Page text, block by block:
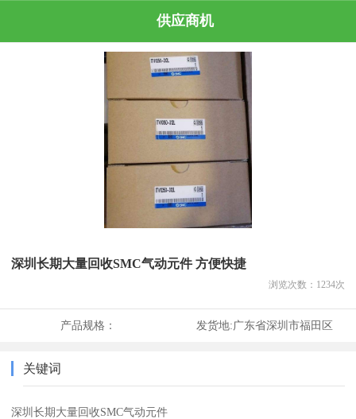
供应商机
深圳长期大量回收SMC气动元件 方便快捷
浏览次数： 1234次
产品规格： 发货地:广东省深圳市福田区
关键词
深圳长期大量回收SMC气动元件